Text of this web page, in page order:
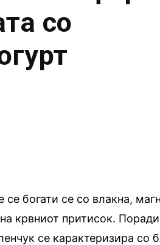
со
се богати се со влакна,
крвниот притисок.
се карактеризира со